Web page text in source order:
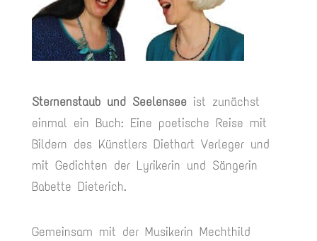
Sternenstaub und Seelenseeist zunächst
einmal ein Buch: Eine poetische Reise mit
Bildern des Künstlers Diethart Verleger und
mit Gedichten der Lyrikerin und Sängerin
Babette Dieterich.
Gemeinsam mit der Musikerin Mechthild